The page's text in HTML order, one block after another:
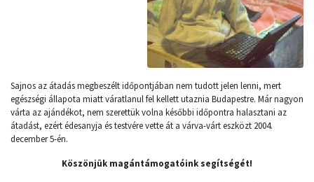
Sajnos az átadás megbeszélt időpontjában nem tudott jelen lenni, mert
egészségi állapota miatt váratlanul fel kellett utaznia Budapestre. Már nagyon
várta az ajándékot, nem szerettük volna későbbi időpontra halasztani az
átadást, ezért édesanyja és testvére vette át a várva-várt eszközt 2004.
december 5-én.
Köszönjük magántámogatóink segítségét!